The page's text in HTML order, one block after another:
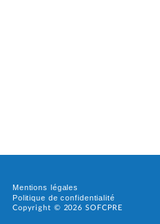
Mentions légales
Politique de confidentialité
Copyright © 2026 SOFCPRE